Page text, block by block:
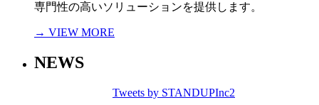
専門性の高いソリューションを提供します。
→ VIEW MORE
NEWS
Tweets by STANDUPInc2